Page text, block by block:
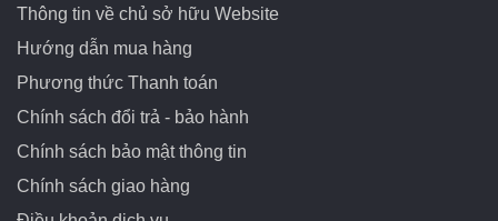
Thông tin về chủ sở hữu Website
Hướng dẫn mua hàng
Phương thức Thanh toán
Chính sách đổi trả - bảo hành
Chính sách bảo mật thông tin
Chính sách giao hàng